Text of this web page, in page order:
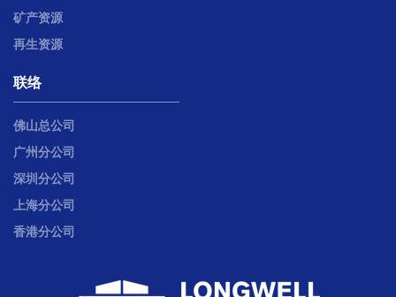
矿产资源
再生资源
联络
佛山总公司
广州分公司
深圳分公司
上海分公司
香港分公司